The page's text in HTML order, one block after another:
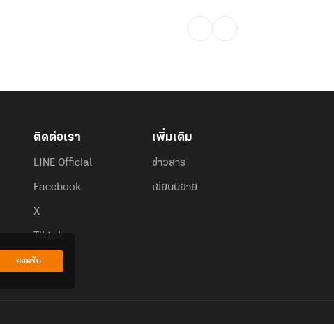
ติดต่อเรา
LINE Official
Facebook
X
Tiktok
เพิ่มเติม
ข่าวสาร
เขียนนิยาย
ยอมรับ